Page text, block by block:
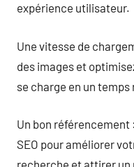
expérience utilisateur.
Une vitesse de
des images et
se charge en un temps
Un bon
SEO pour améliorer
recherche et attirer un